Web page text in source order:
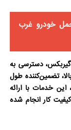
خودرو غرب
گیربکس، دسترسی به
تضمین‌کننده طول
خدمات با ارائه
کار انجام شده